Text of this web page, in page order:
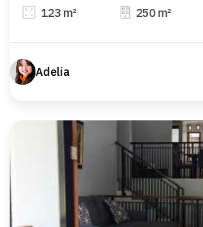
123 m² 250 m²
Adelia